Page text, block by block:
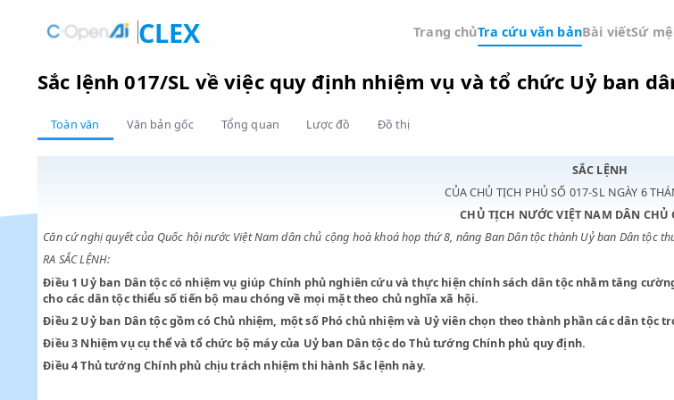
CLEX Trang chủTra cứu văn bản
Sắc lệnh 017/SL về việc quy định nhiệm vụ và tổ chức Uỷ
Toàn văn
SẮC
CỦA CHỦ TỊCH PHỦ SỐ 017-
CHỦ TỊCH NƯỚC VIỆT
Căn cứ nghị quyết của Quốc hội nước Việt Nam dân chủ cộng hoà khoá họp thứ 8, nâng Ban Dân tộc thành Uỷ
RA SẮC LỆNH:
Điều 1Uỷ ban Dân tộc có nhiệm vụ giúp Chính phủ nghiên cứu và thực hiện chính sách dân tộc
cho các dân tộc thiểu số tiến bộ mau chóng về mọi mặt theo chủ nghĩa xã hội.
Điều 2
Uỷ ban Dân tộc gồm có Chủ nhiệm, một số Phó chủ nhiệm và Uỷ viên chọn theo thành phần